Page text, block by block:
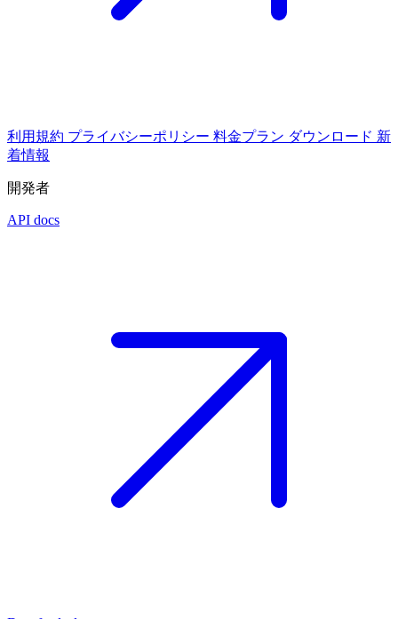
利用規約 プライバシーポリシー 料金プラン ダウンロード 新
着情報
開発者
API docs